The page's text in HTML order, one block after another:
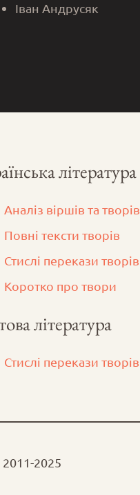
Іван Андрусяк
література
Аналіз віршів та творів
Повні тексти творів
Стислі перекази творів
Коротко про твори
література
Стислі перекази творів
2011-2025